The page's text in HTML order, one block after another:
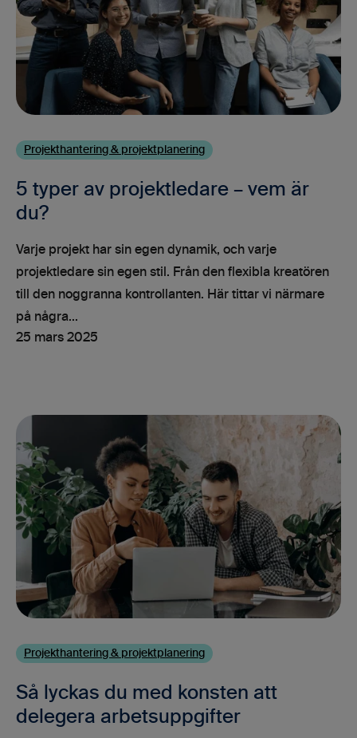
Projekthantering & projektplanering
5 typer av projektledare – vem är
du?
Varje projekt har sin egen dynamik, och varje
projektledare sin egen stil. Från den flexibla kreatören
till den noggranna kontrollanten. Här tittar vi närmare
på några...
25 mars 2025
Projekthantering & projektplanering
Så lyckas du med konsten att
delegera arbetsuppgifter